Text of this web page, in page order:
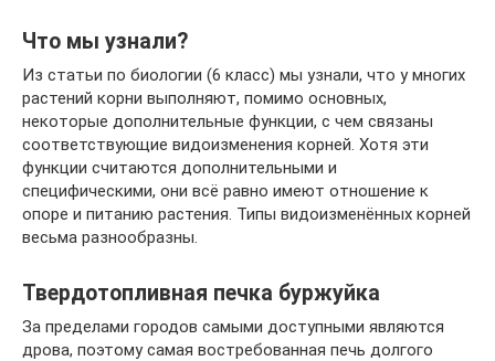
Что мы узнали?
Из статьи по биологии (6 класс) мы узнали, что у многих
растений корни выполняют, помимо основных,
некоторые дополнительные функции, с чем связаны
соответствующие видоизменения корней. Хотя эти
функции считаются дополнительными и
специфическими, они всё равно имеют отношение к
опоре и питанию растения. Типы видоизменённых корней
весьма разнообразны.
Твердотопливная печка буржуйка
За пределами городов самыми доступными являются
дрова, поэтому самая востребованная печь долгого